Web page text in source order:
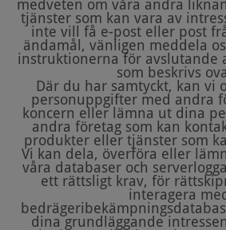
medveten om våra andra
tjänster som kan vara av
inte vill få e-post eller post
ändamål, vänligen meddela
instruktionerna för avslutande
som beskrivs
Där du har samtyckt, kan vi
personuppgifter med andra
koncern eller lämna ut dina
andra företag som kan
produkter eller tjänster som
Vi kan dela, överföra eller
våra databaser och
ett rättsligt krav, för
interagera
dina grundläggande